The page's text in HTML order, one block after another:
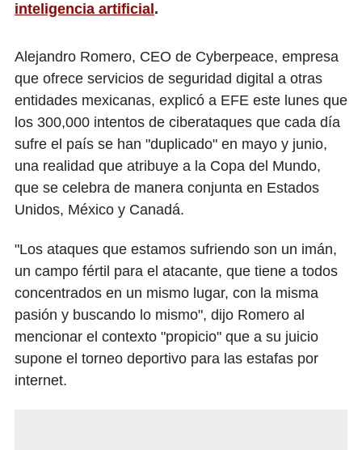
inteligencia artificial .
Alejandro Romero, CEO de Cyberpeace, empresa
que ofrece servicios de seguridad digital a otras
entidades mexicanas, explicó a EFE este lunes que
los 300,000 intentos de ciberataques que cada día
sufre el país se han "duplicado" en mayo y junio,
una realidad que atribuye a la Copa del Mundo,
que se celebra de manera conjunta en Estados
Unidos, México y Canadá.
"Los ataques que estamos sufriendo son un imán,
un campo fértil para el atacante, que tiene a todos
concentrados en un mismo lugar, con la misma
pasión y buscando lo mismo", dijo Romero al
mencionar el contexto "propicio" que a su juicio
supone el torneo deportivo para las estafas por
internet.